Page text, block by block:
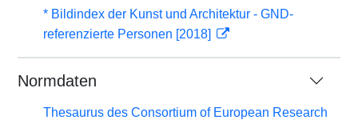
* Bildindex der Kunst und Architektur - GND-
referenzierte Personen [2018]
Normdaten
Thesaurus des Consortium of European Research